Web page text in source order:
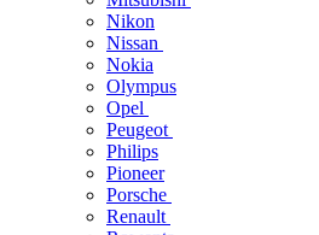
Nikon
Nissan
Nokia
Olympus
Opel
Peugeot
Philips
Pioneer
Porsche
Renault